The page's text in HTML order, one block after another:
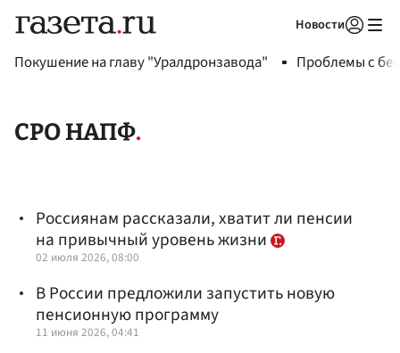
Новости
Покушение на главу "Уралдронзавода" Проблемы с
СРО НАПФ
Россиянам рассказали, хватит ли пенсии
на привычный уровень жизни
02 июля 2026, 08:00
В России предложили запустить новую
пенсионную программу
11 июня 2026, 04:41